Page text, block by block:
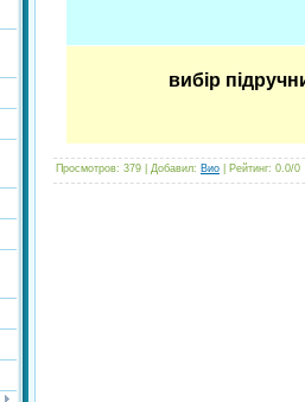
вибір
Просмотров: 379 Добавил: Вио Рейтинг: 0.0/0